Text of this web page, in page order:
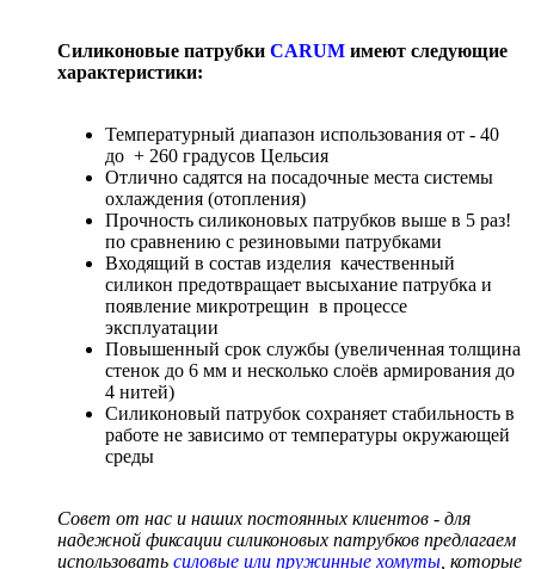
Силиконовые патрубки CARUM имеют следующие
характеристики:
Температурный диапазон использования от - 40
до + 260 градусов Цельсия
Отлично садятся на посадочные места системы
охлаждения (отопления)
Прочность силиконовых патрубков выше в 5 раз!
по сравнению с резиновыми патрубками
Входящий в состав изделия качественный
силикон предотвращает высыхание патрубка и
появление микротрещин в процессе
эксплуатации
Повышенный срок службы (увеличенная толщина
стенок до 6 мм и несколько слоёв армирования до
4 нитей)
Силиконовый патрубок сохраняет стабильность в
работе не зависимо от температуры окружающей
среды
Совет от нас и наших постоянных клиентов - для
надежной фиксации силиконовых патрубков предлагаем
использовать силовые или пружинные хомуты , которые